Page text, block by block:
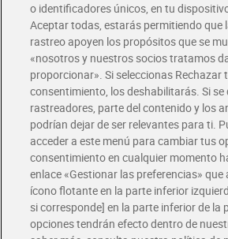
Envío gratis por compras superiores a
Envío estandar por 4,99€
Glovo y Uber Eats
Solicita tu factura de Glovo o Uber Eats
Únete al CLUB Dia
Disfruta las ventajas y ofertas exclusivas.
Descárgate la APP Dia
Folletos y Tiendas
Descubre las mejores ofertas y busca tu
o identificadores únicos, en tu
Aceptar todas, estarás permitiendo que
rastreo apoyen los propósitos que se
«nosotros y nuestros socios tratamos
proporcionar». Si seleccionas Rechazar
consentimiento, los deshabilitarás. Si
rastreadores, parte del contenido y los
podrían dejar de ser relevantes para ti.
acceder a este menú para cambiar tus
consentimiento en cualquier momento
enlace «Gestionar las preferencias» que
ícono flotante en la parte inferior
si corresponde] en la parte inferior de la
opciones tendrán efecto dentro de